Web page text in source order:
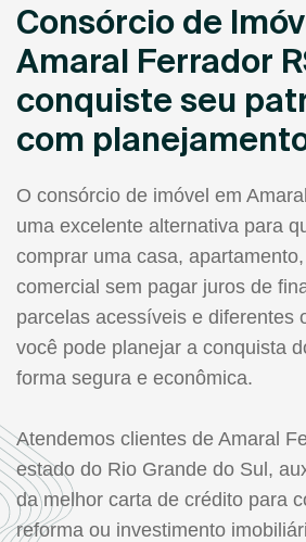
Consórcio de
Amaral Ferrador
conquiste seu
com
O consórcio de imóvel em
uma excelente alternativa para
comprar uma casa,
comercial sem pagar juros de
parcelas acessíveis e diferentes
você pode planejar a conquista
forma segura e econômica.
Atendemos clientes de Amaral
estado do Rio Grande do Sul,
da melhor carta de crédito para
reforma ou investimento